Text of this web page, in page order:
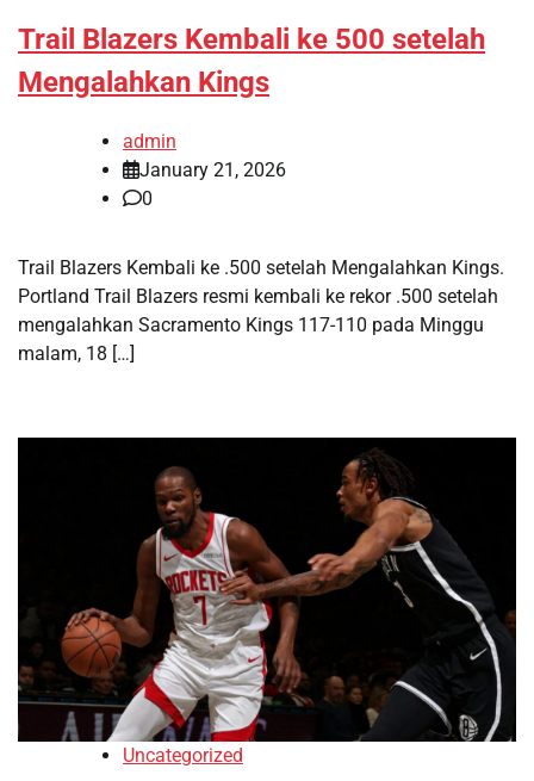
Trail Blazers Kembali ke 500 setelah
Mengalahkan Kings
admin
January 21, 2026
0
Trail Blazers Kembali ke .500 setelah Mengalahkan Kings.
Portland Trail Blazers resmi kembali ke rekor .500 setelah
mengalahkan Sacramento Kings 117-110 pada Minggu
malam, 18 […]
Uncategorized